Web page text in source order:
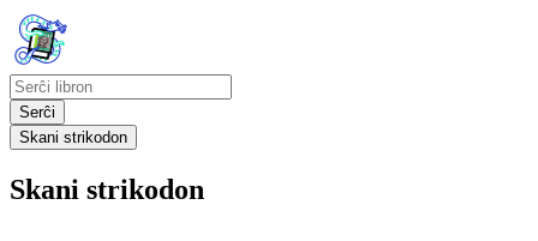
Serĉi
Skani strikodon
Skani strikodon